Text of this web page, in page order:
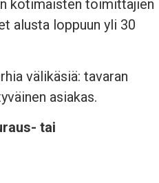
kotimaisten toimittajien
alusta loppuun yli 30
välikäsiä: tavaran
asiakas.
tai